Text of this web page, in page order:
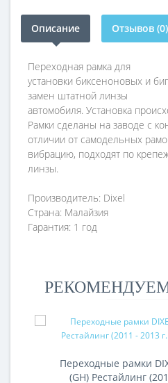
Описание Отзывов (0)
Переходная рамка для
установки биксеноновых и
замен штатной линзы
автомобиля. Установка
Рамки сделаны на заводе с
отличии от самодельных
вибрацию, подходят по
линзы.
Производитель: Dixel
Страна: Малайзия
Гарантия: 1 год
Переходные рамки
(GH) Рестайлинг